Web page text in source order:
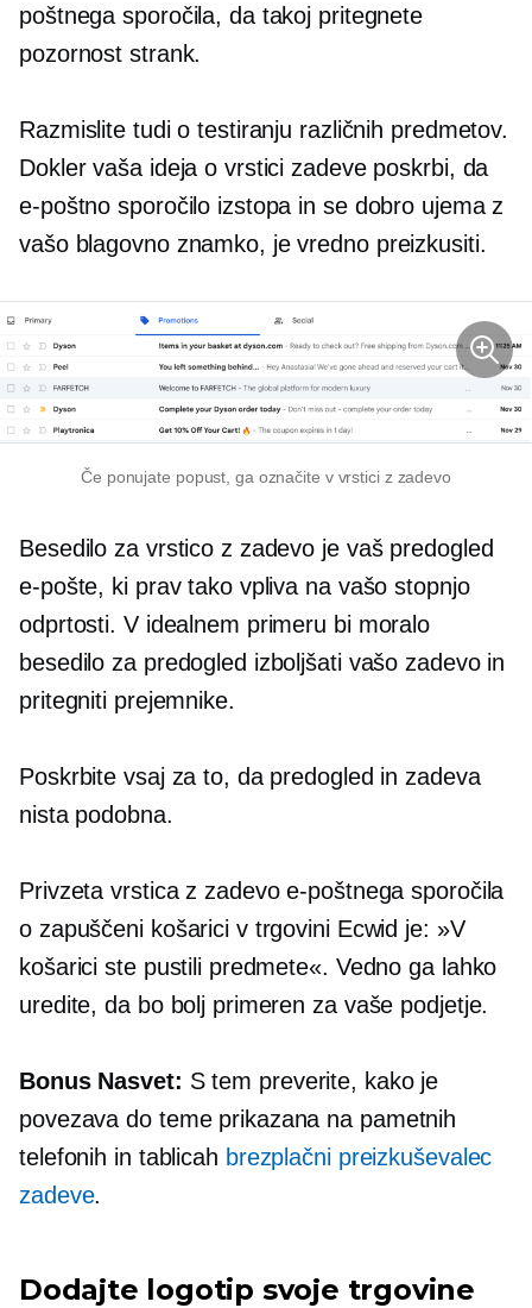
poštnega sporočila, da takoj pritegnete
pozornost strank.
Razmislite tudi o testiranju različnih predmetov.
Dokler vaša ideja o vrstici zadeve poskrbi, da
e-poštno sporočilo izstopa in se dobro ujema z
vašo blagovno znamko, je vredno preizkusiti.
Če ponujate popust, ga označite v vrstici z zadevo
Besedilo za vrstico z zadevo je vaš predogled
e-pošte, ki prav tako vpliva na vašo stopnjo
odprtosti. V idealnem primeru bi moralo
besedilo za predogled izboljšati vašo zadevo in
pritegniti prejemnike.
Poskrbite vsaj za to, da predogled in zadeva
nista podobna.
Privzeta vrstica z zadevo e-poštnega sporočila
o zapuščeni košarici v trgovini Ecwid je: »V
košarici ste pustili predmete«. Vedno ga lahko
uredite, da bo bolj primeren za vaše podjetje.
Bonus Nasvet: S tem preverite, kako je
povezava do teme prikazana na pametnih
telefonih in tablicah brezplačni preizkuševalec
zadeve.
Dodajte logotip svoje trgovine